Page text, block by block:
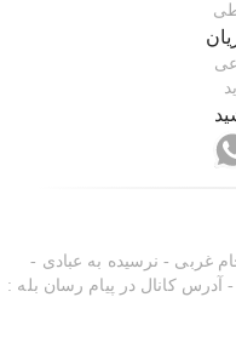
غربی - نرسیده به عبادی -
432 موبایل واحد فروش 09337998018 - آدرس کانال در پیام رسان بله :